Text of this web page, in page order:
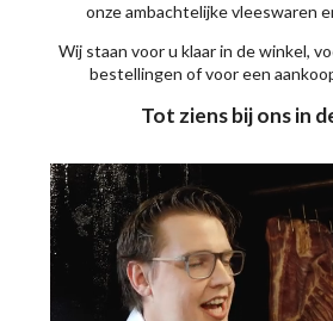
onze ambachtelijke vleeswaren
Wij staan voor u klaar in de winkel,
bestellingen of voor een
Tot ziens bij ons in